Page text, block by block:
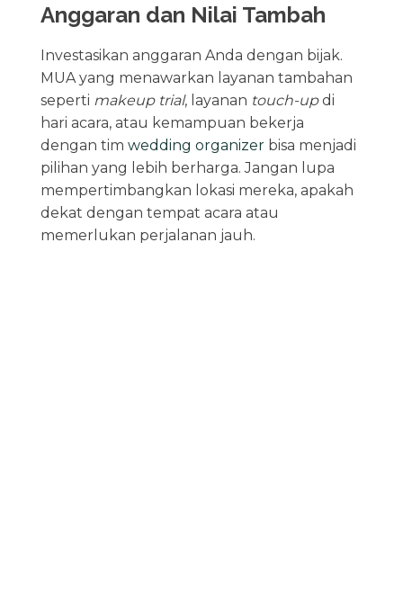
Anggaran dan Nilai Tambah
Investasikan anggaran Anda dengan bijak.
MUA yang menawarkan layanan tambahan
seperti makeup trial, layanan touch-updi
hari acara, atau kemampuan bekerja
dengan tim wedding organizerbisa menjadi
pilihan yang lebih berharga. Jangan lupa
mempertimbangkan lokasi mereka, apakah
dekat dengan tempat acara atau
memerlukan perjalanan jauh.